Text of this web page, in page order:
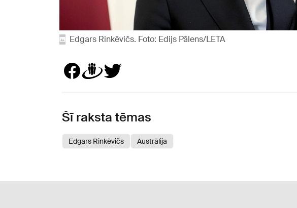
Edgars Rinkēvičs. Foto: Edijs Pālens/LETA
Šī raksta tēmas
Edgars Rinkēvičs Austrālija